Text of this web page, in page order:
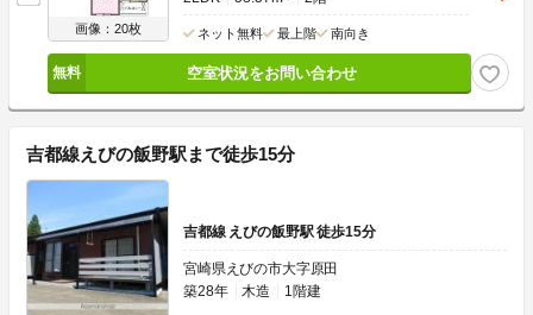
画像：20枚 ネット無料 最上階 南向き
空室状況をお問い合わせ
吉都線えびの飯野駅まで徒歩15分
吉都線 えびの飯野駅 徒歩15分
宮崎県えびの市大字原田
築28年
木造 1階建